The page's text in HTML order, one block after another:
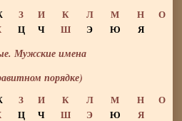
З И К Л М Н
О
Ц Ч Ш Э Ю Я
Мужские имена
порядке)
З И К Л М Н
О
Ц Ч Ш Э Ю Я